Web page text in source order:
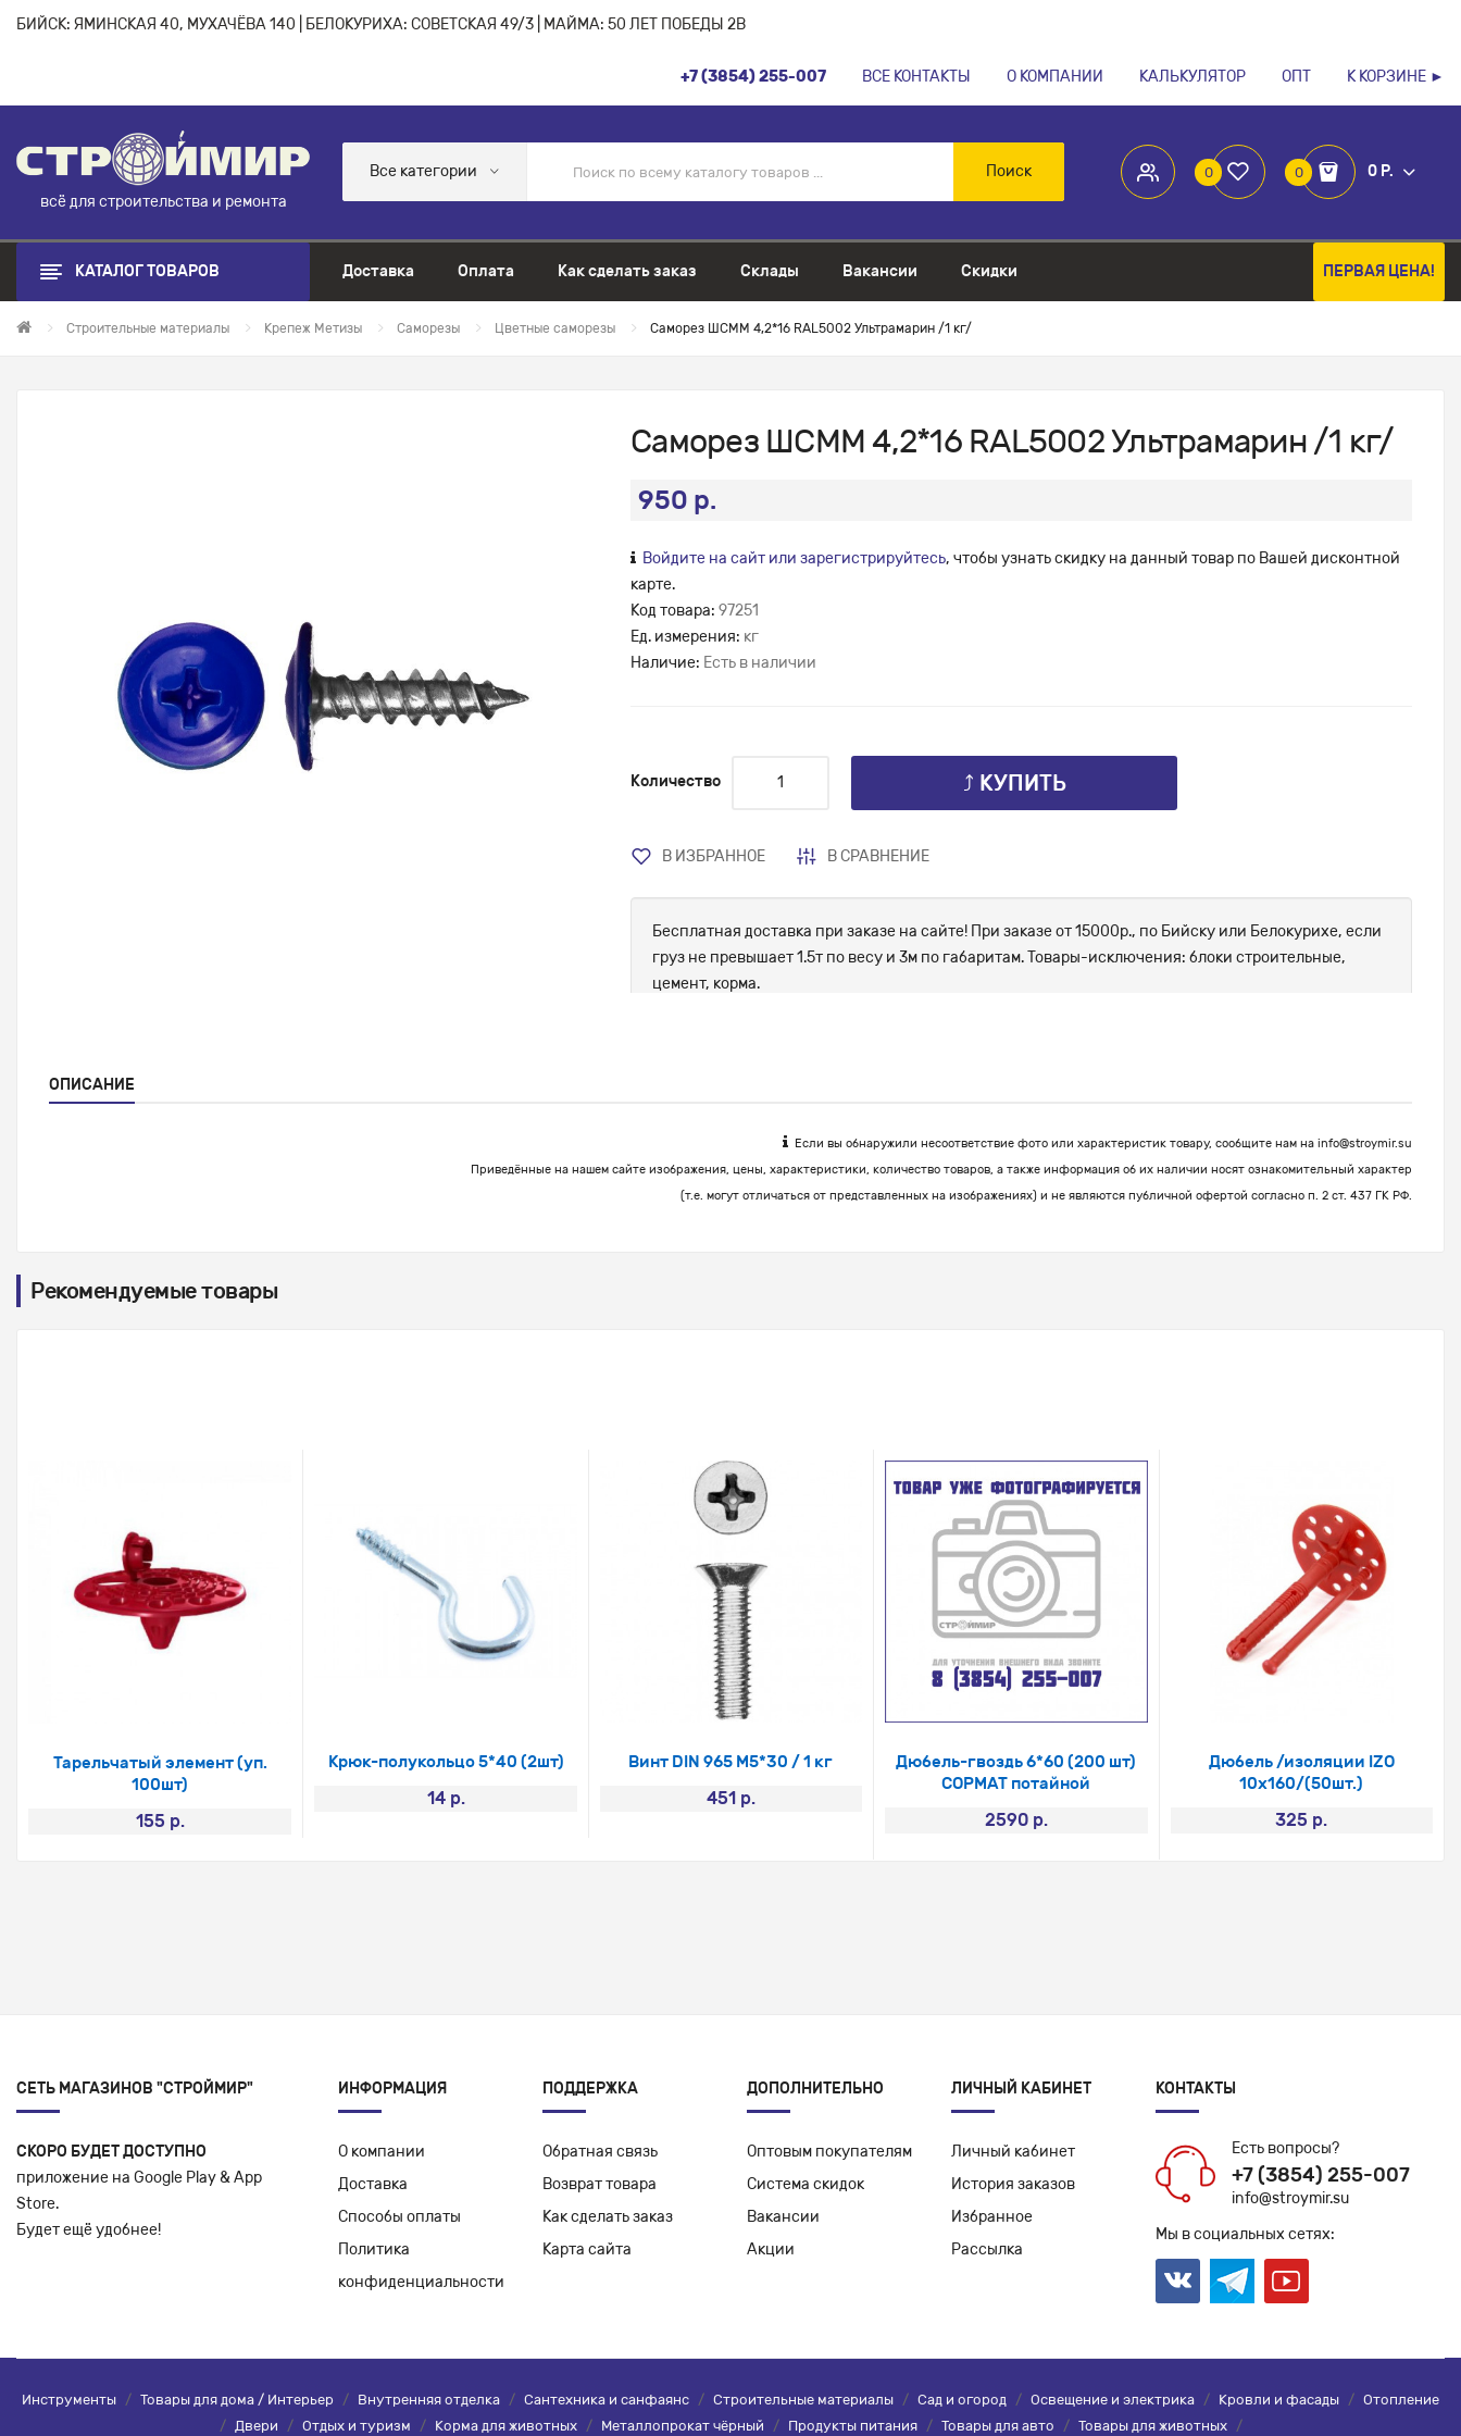
БИЙСК: ЯМИНСКАЯ 40, МУХАЧЁВА 140 | БЕЛОКУРИХА: СОВЕТСКАЯ 49/3 | МАЙМА: 50 ЛЕТ ПОБЕДЫ 2В
+7 (3854) 255-007 ВСЕ КОНТАКТЫ О КОМПАНИИ КАЛЬКУЛЯТОР ОПТ К КОРЗИНЕ ►
всё для строительства и ремонта
0 0 0 Р.
Все категории Поиск
КАТАЛОГ ТОВАРОВ Доставка Оплата Как сделать заказ Склады Вакансии Скидки ПЕРВАЯ ЦЕНА!
Строительные материалы Крепеж Метизы Саморезы Цветные саморезы Саморез ШСММ 4,2*16 RAL5002 Ультрамарин /1 кг/
Саморез ШСММ 4,2*16 RAL5002 Ультрамарин /1 кг/
950 р.
Войдите на сайт или зарегистрируйтесь, чтобы узнать скидку на данный товар по Вашей дисконтной
карте.
Код товара: 97251
Ед. измерения: кг
Наличие: Есть в наличии
Количество ⤴ КУПИТЬ
В ИЗБРАННОЕ В СРАВНЕНИЕ
Бесплатная доставка при заказе на сайте! При заказе от 15000р., по Бийску или Белокурихе, если
груз не превышает 1.5т по весу и 3м по габаритам. Товары-исключения: блоки строительные,
цемент, корма.
ОПИСАНИЕ
Если вы обнаружили несоответствие фото или характеристик товару, сообщите нам на info@stroymir.su
Приведённые на нашем сайте изображения, цены, характеристики, количество товаров, а также информация об их наличии носят ознакомительный характер
(т.е. могут отличаться от представленных на изображениях) и не являются публичной офертой согласно п. 2 ст. 437 ГК РФ.
Рекомендуемые товары
Тарельчатый элемент (уп.
100шт)
155 р.
Крюк-полукольцо 5*40 (2шт)
14 р.
Винт DIN 965 М5*30 / 1 кг
451 р.
Дюбель-гвоздь 6*60 (200 шт)
СОРМАТ потайной
2590 р.
Дюбель /изоляции IZO
10х160/(50шт.)
325 р.
СЕТЬ МАГАЗИНОВ "СТРОЙМИР"
СКОРО БУДЕТ ДОСТУПНО
приложение на Google Play & App
Store.
Будет ещё удобнее!
ИНФОРМАЦИЯ
О компании
Доставка
Способы оплаты
Политика
конфиденциальности
ПОДДЕРЖКА
Обратная связь
Возврат товара
Как сделать заказ
Карта сайта
ДОПОЛНИТЕЛЬНО
Оптовым покупателям
Система скидок
Вакансии
Акции
ЛИЧНЫЙ КАБИНЕТ
Личный кабинет
История заказов
Избранное
Рассылка
КОНТАКТЫ
Есть вопросы?
+7 (3854) 255-007
info@stroymir.su
Мы в социальных сетях:
Инструменты / Товары для дома / Интерьер / Внутренняя отделка / Сантехника и санфаянс / Строительные материалы / Сад и огород / Освещение и электрика / Кровли и фасады / Отопление
/ Двери / Отдых и туризм / Корма для животных / Металлопрокат чёрный / Продукты питания / Товары для авто / Товары для животных /